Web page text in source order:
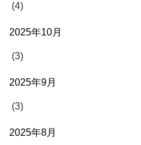
(4)
2025年10月
(3)
2025年9月
(3)
2025年8月